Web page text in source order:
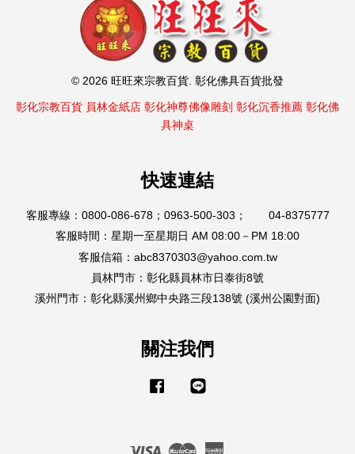
© 2026 旺旺來宗教百貨. 彰化佛具百貨批發
彰化宗教百貨 員林金紙店 彰化神尊佛像雕刻 彰化沉香推薦 彰化佛
具神桌
快速連結
客服專線：0800-086-678；0963-500-303； 04-8375777
客服時間：星期一至星期日 AM 08:00－PM 18:00
客服信箱：abc8370303@yahoo.com.tw
員林門市：彰化縣員林市日泰街8號
溪州門市：彰化縣溪州鄉中央路三段138號 (溪州公園對面)
關注我們
Facebook
Visa Master